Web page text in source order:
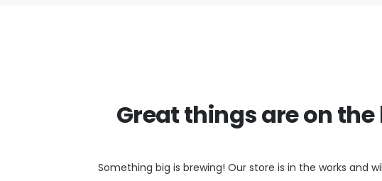
Great things are on
Something big is brewing! Our store is in the works and